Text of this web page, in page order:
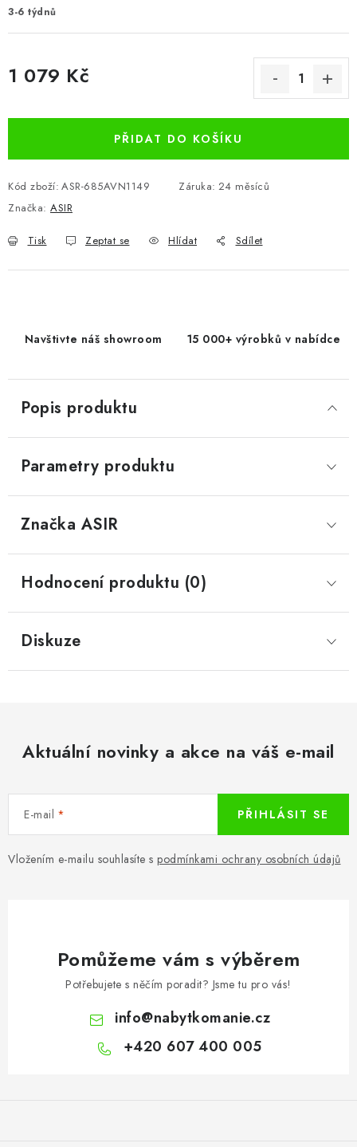
3-6 týdnů
1 079 Kč
PŘIDAT DO KOŠÍKU
Kód zboží: ASR-685AVN1149 Záruka: 24 měsíců
Značka: ASIR
Tisk Zeptat se Hlídat Sdílet
Navštivte náš showroom 15 000+ výrobků v nabídce
Popis produktu
Parametry produktu
Značka ASIR
Hodnocení produktu (0)
Diskuze
Aktuální novinky a akce na váš e-mail
E-mail
Vložením e-mailu souhlasíte s podmínkami ochrany osobních údajů
PŘIHLÁSIT SE
Pomůžeme vám s výběrem
Potřebujete s něčím poradit? Jsme tu pro vás!
info@nabytkomanie.cz
+420 607 400 005